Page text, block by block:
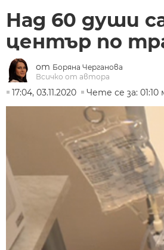
Над 60 души
център по
от Боряна Черганова
Всичко от автора
17:04, 03.11.2020
Чете се за: 01:10